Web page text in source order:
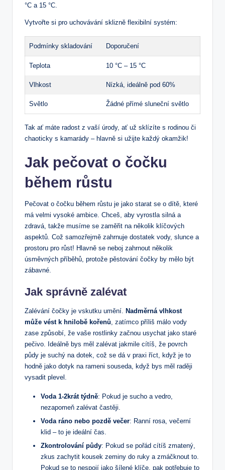
°C a 15 °C.
Vytvořte si pro uchovávání sklizně flexibilní systém:
Podmínky skladování Doporučení
Teplota 10 °C – 15 °C
Vlhkost Nízká, ideálně pod 60%
Světlo Žádné přímé sluneční světlo
Tak ať máte radost z vaší úrody, ať už sklízíte s rodinou či
chaoticky s kamarády – hlavně si užijte každý okamžik!
Jak pečovat o čočku
během růstu
Pečovat o čočku během růstu je jako starat se o dítě, které
má velmi vysoké ambice. Chceš, aby vyrostla silná a
zdravá, takže musíme se zaměřit na několik klíčových
aspektů. Což samozřejmě zahrnuje dostatek vody, slunce a
prostoru pro růst! Hlavně se neboj zahrnout několik
úsměvných příběhů, protože pěstování čočky by mělo být
zábavné.
Jak správně zalévat
Zalévání čočky je vskutku umění.
Nadměrná vlhkost
může vést k hnilobě kořenů , zatímco příliš málo vody
zase způsobí, že vaše rostlinky začnou usychat jako staré
pečivo. Ideálně bys měl zalévat jakmile cítíš, že povrch
půdy je suchý na dotek, což se dá v praxi říct, když je to
hodně jako dotyk na rameni souseda, když bys měl raději
vysadit plevel.
Voda 1-2krát týdně: Pokud je sucho a vedro,
nezapomeň zalévat častěji.
Voda ráno nebo pozdě večer: Ranní rosa, večerní
klid – to je ideální čas.
Zkontrolování půdy: Pokud se pořád cítíš zmatený,
zkus zachytit kousek zeminy do ruky a zmáčknout to.
Pokud se to nespojí jako šílené klíče, pak potřebuje to